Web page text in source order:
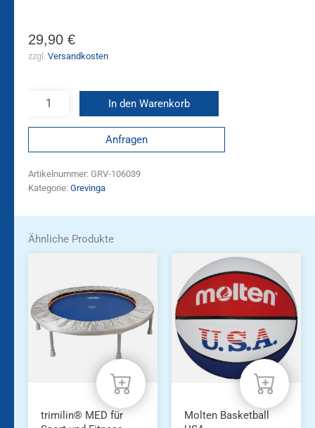
29,90 €
zzgl. Versandkosten
In den Warenkorb
Anfragen
Artikelnummer: GRV-106039
Kategorie: Grevinga
Ähnliche Produkte
trimilin® MED für
Molten Basketball